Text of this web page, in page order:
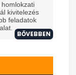
kivitelezés
feladatok
...
BŐVEBBEN